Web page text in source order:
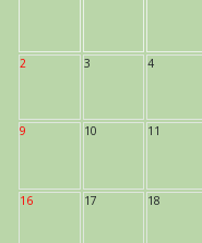
2 3 4
9 10 11
16 17 18